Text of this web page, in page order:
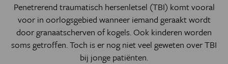
Penetrerend traumatisch hersenletsel (TBI) komt vooral
voor in oorlogsgebied wanneer iemand geraakt wordt
door granaatscherven of kogels. Ook kinderen worden
soms getroffen. Toch is er nog niet veel geweten over TBI
bij jonge patiënten.